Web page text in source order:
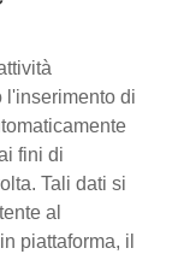
l'inserimento di
fini di
Tali dati si
al
piattaforma, il